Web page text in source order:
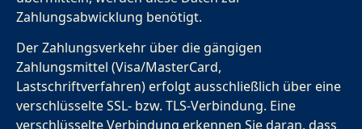
Zahlungsabwicklung benötigt.
Der Zahlungsverkehr über die gängigen
Zahlungsmittel (Visa/MasterCard,
Lastschriftverfahren) erfolgt ausschließlich über eine
verschlüsselte SSL- bzw. TLS-Verbindung. Eine
verschlüsselte Verbindung erkennen Sie daran, dass